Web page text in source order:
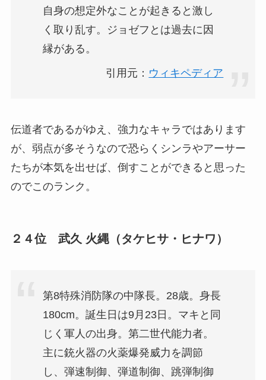
自身の想定外なことが起きると激し
く取り乱す。ジョゼフとは過去に因
縁がある。
引用元： ウィキペディア
伝道者であるがゆえ、強力なキャラではあります
が、弱点が多そうなので恐らくシンラやアーサー
たちが本気を出せば、倒すことができると思った
のでこのランク。
２４位 武久 火縄（タケヒサ・ヒナワ）
第8特殊消防隊の中隊長。28歳。身長
180cm。誕生日は9月23日。マキと同
じく軍人の出身。第二世代能力者。
主に銃火器の火薬爆発威力を調節
し、弾速制御、弾道制御、跳弾制御